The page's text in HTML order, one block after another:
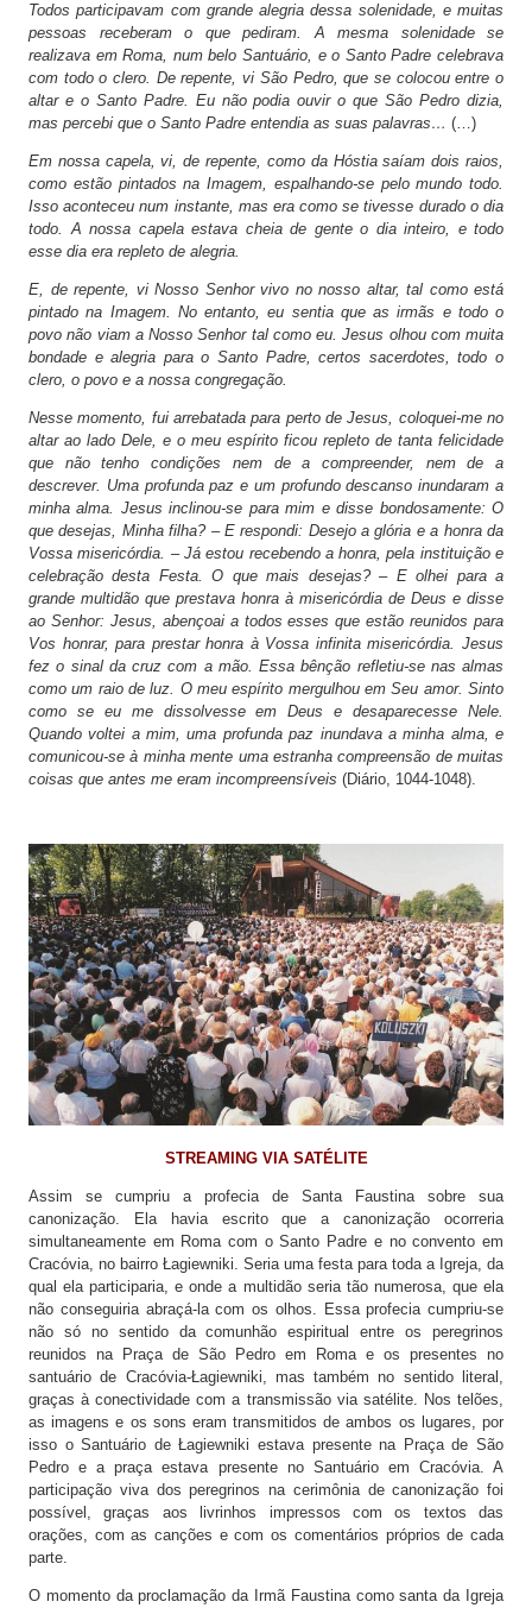
Todos participavam com grande alegria dessa solenidade, e muitas
pessoas receberam o que pediram. A mesma solenidade se
realizava em Roma, num belo Santuário, e o Santo Padre celebrava
com todo o clero. De repente, vi São Pedro, que se colocou entre o
altar e o Santo Padre. Eu não podia ouvir o que São Pedro dizia,
mas percebi que o Santo Padre entendia as suas palavras… (…)
Em nossa capela, vi, de repente, como da Hóstia saíam dois raios,
como estão pintados na Imagem, espalhando-se pelo mundo todo.
Isso aconteceu num instante, mas era como se tivesse durado o dia
todo. A nossa capela estava cheia de gente o dia inteiro, e todo
esse dia era repleto de alegria.
E, de repente, vi Nosso Senhor vivo no nosso altar, tal como está
pintado na Imagem. No entanto, eu sentia que as irmãs e todo o
povo não viam a Nosso Senhor tal como eu. Jesus olhou com muita
bondade e alegria para o Santo Padre, certos sacerdotes, todo o
clero, o povo e a nossa congregação.
Nesse momento, fui arrebatada para perto de Jesus, coloquei-me no
altar ao lado Dele, e o meu espírito ficou repleto de tanta felicidade
que não tenho condições nem de a compreender, nem de a
descrever. Uma profunda paz e um profundo descanso inundaram a
minha alma. Jesus inclinou-se para mim e disse bondosamente: O
que desejas, Minha filha? – E respondi: Desejo a glória e a honra da
Vossa misericórdia. – Já estou recebendo a honra, pela instituição e
celebração desta Festa. O que mais desejas? – E olhei para a
grande multidão que prestava honra à misericórdia de Deus e disse
ao Senhor: Jesus, abençoai a todos esses que estão reunidos para
Vos honrar, para prestar honra à Vossa infinita misericórdia. Jesus
fez o sinal da cruz com a mão. Essa bênção refletiu-se nas almas
como um raio de luz. O meu espírito mergulhou em Seu amor. Sinto
como se eu me dissolvesse em Deus e desaparecesse Nele.
Quando voltei a mim, uma profunda paz inundava a minha alma, e
comunicou-se à minha mente uma estranha compreensão de muitas
coisas que antes me eram incompreensíveis (Diário, 1044-1048).
STREAMING VIA SATÉLITE
Assim se cumpriu a profecia de Santa Faustina sobre sua
canonização. Ela havia escrito que a canonização ocorreria
simultaneamente em Roma com o Santo Padre e no convento em
Cracóvia, no bairro Łagiewniki. Seria uma festa para toda a Igreja, da
qual ela participaria, e onde a multidão seria tão numerosa, que ela
não conseguiria abraçá-la com os olhos. Essa profecia cumpriu-se
não só no sentido da comunhão espiritual entre os peregrinos
reunidos na Praça de São Pedro em Roma e os presentes no
santuário de Cracóvia-Łagiewniki, mas também no sentido literal,
graças à conectividade com a transmissão via satélite. Nos telões,
as imagens e os sons eram transmitidos de ambos os lugares, por
isso o Santuário de Łagiewniki estava presente na Praça de São
Pedro e a praça estava presente no Santuário em Cracóvia. A
participação viva dos peregrinos na cerimônia de canonização foi
possível, graças aos livrinhos impressos com os textos das
orações, com as canções e com os comentários próprios de cada
parte.
O momento da proclamação da Irmã Faustina como santa da Igreja